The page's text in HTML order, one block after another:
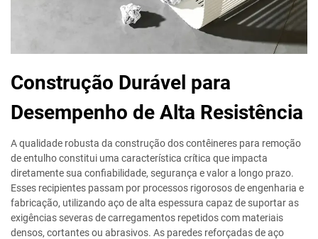
Construção Durável para
Desempenho de Alta Resistência
A qualidade robusta da construção dos contêineres para remoção
de entulho constitui uma característica crítica que impacta
diretamente sua confiabilidade, segurança e valor a longo prazo.
Esses recipientes passam por processos rigorosos de engenharia e
fabricação, utilizando aço de alta espessura capaz de suportar as
exigências severas de carregamentos repetidos com materiais
densos, cortantes ou abrasivos. As paredes reforçadas de aço